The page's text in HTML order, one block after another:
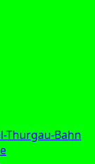
Thurgau-Bahn